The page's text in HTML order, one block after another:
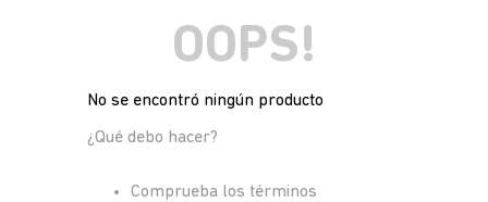
OOPS!
No se encontró ningún producto
¿Qué debo hacer?
Comprueba los términos